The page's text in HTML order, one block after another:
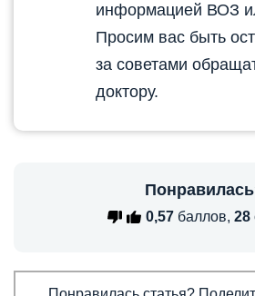
информацией ВОЗ
Просим вас быть
за советами
доктору.
0,57баллов, 28